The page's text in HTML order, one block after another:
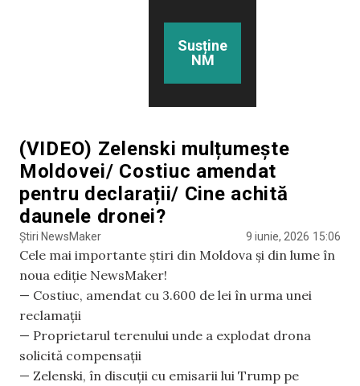
Susține
NM
(VIDEO) Zelenski mulțumește
Moldovei/ Costiuc amendat
pentru declarații/ Cine achită
daunele dronei?
Știri NewsMaker 9 iunie, 2026 15:06
Cele mai importante știri din Moldova și din lume în
noua ediție NewsMaker!
— Costiuc, amendat cu 3.600 de lei în urma unei
reclamații
— Proprietarul terenului unde a explodat drona
solicită compensații
— Zelenski, în discuții cu emisarii lui Trump pe